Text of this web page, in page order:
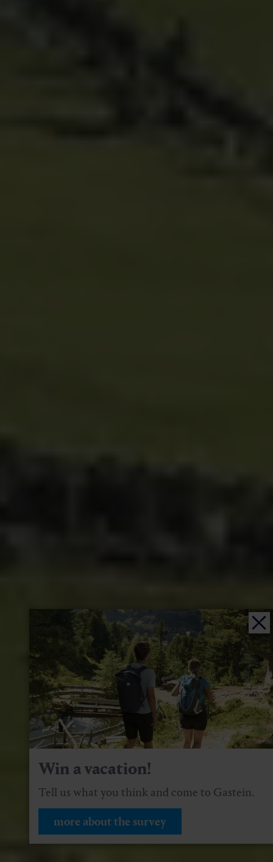
Win a vacation!
Tell us what you think and come to Gastein.
more about the survey